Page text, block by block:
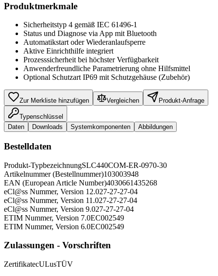
Produktmerkmale
Sicherheitstyp 4 gemäß IEC 61496-1
Status und Diagnose via App mit Bluetooth
Automatikstart oder Wiederanlaufsperre
Aktive Einrichthilfe integriert
Prozesssicherheit bei höchster Verfügbarkeit
Anwenderfreundliche Parametrierung ohne Hilfsmittel
Optional Schutzart IP69 mit Schutzgehäuse (Zubehör)
Zur Merkliste hinzufügen Vergleichen Produkt-Anfrage
Typenschlüssel
Daten
Downloads Systemkomponenten Abbildungen
Bestelldaten
Produkt-TypbezeichnungSLC440COM-ER-0970-30
Artikelnummer (Bestellnummer)103003948
EAN (European Article Number)4030661435268
eCl@ss Nummer, Version 12.027-27-27-04
eCl@ss Nummer, Version 11.027-27-27-04
eCl@ss Nummer, Version 9.027-27-27-04
ETIM Nummer, Version 7.0EC002549
ETIM Nummer, Version 6.0EC002549
Zulassungen - Vorschriften
ZertifikatecULusTÜV